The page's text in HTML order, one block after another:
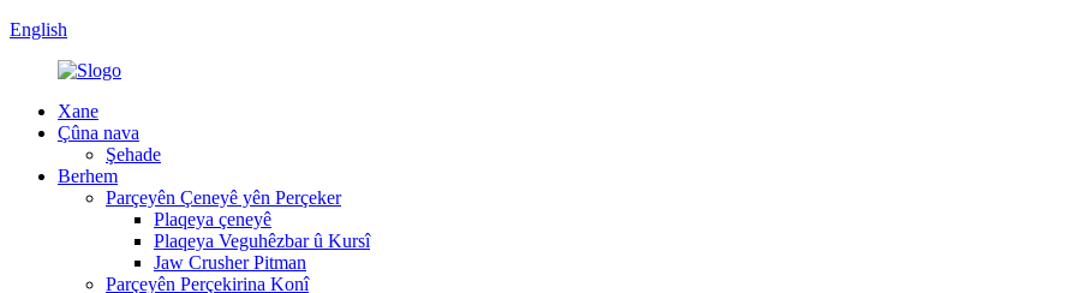
English
Xane
Çûna nava
Şehade
Berhem
Parçeyên Çeneyê yên Perçeker
Plaqeya çeneyê
Plaqeya Veguhêzbar û Kursî
Jaw Crusher Pitman
Parçeyên Perçekirina Konî